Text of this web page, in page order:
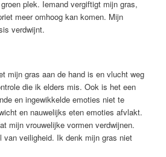
plek. Iemand vergiftigt mijn gras,
meer omhoog kan komen. Mijn
verdwijnt.
mijn gras aan de hand is en vlucht weg
die ik elders mis. Ook is het een
en ingewikkelde emoties niet te
en nauwelijks eten emoties afvlakt.
mijn vrouwelijke vormen verdwijnen.
van veiligheid. Ik denk mijn gras niet